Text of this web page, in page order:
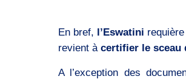
En bref, l’Eswatini
revient à certifier le sceau
A l’exception des